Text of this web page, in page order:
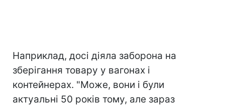
Наприклад, досі діяла заборона на
зберігання товару у вагонах і
контейнерах. "Може, вони і були
актуальні 50 років тому, але зараз